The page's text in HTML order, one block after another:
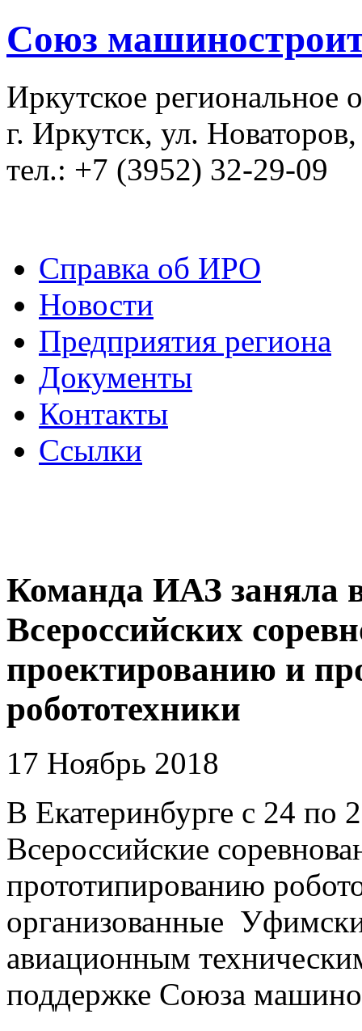
Союз
Иркутское региональное
г. Иркутск, ул.
тел.: +7 (3952) 32-29-09
Справка об ИРО
Новости
Предприятия региона
Документы
Контакты
Ссылки
Команда ИАЗ заняла
Всероссийских
проектированию и
робототехники
17 Ноябрь 2018
В Екатеринбурге с 24 по
Всероссийские
прототипированию
организованные
авиационным
поддержке Союза